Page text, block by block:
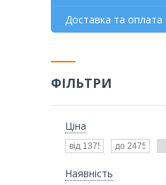
Доставка та оплата
ФІЛЬТРИ
Ціна
Наявність